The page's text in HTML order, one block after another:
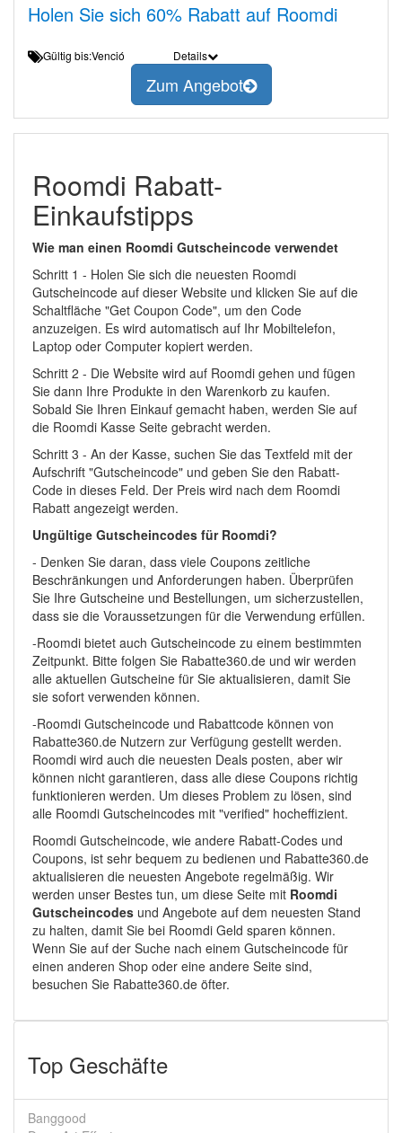
Holen Sie sich 60% Rabatt auf Roomdi
Gültig bis:Venció Details
Zum Angebot
Roomdi Rabatt-
Einkaufstipps
Wie man einen Roomdi Gutscheincode verwendet
Schritt 1 - Holen Sie sich die neuesten Roomdi
Gutscheincode auf dieser Website und klicken Sie auf die
Schaltfläche "Get Coupon Code", um den Code
anzuzeigen. Es wird automatisch auf Ihr Mobiltelefon,
Laptop oder Computer kopiert werden.
Schritt 2 - Die Website wird auf Roomdi gehen und fügen
Sie dann Ihre Produkte in den Warenkorb zu kaufen.
Sobald Sie Ihren Einkauf gemacht haben, werden Sie auf
die Roomdi Kasse Seite gebracht werden.
Schritt 3 - An der Kasse, suchen Sie das Textfeld mit der
Aufschrift "Gutscheincode" und geben Sie den Rabatt-
Code in dieses Feld. Der Preis wird nach dem Roomdi
Rabatt angezeigt werden.
Ungültige Gutscheincodes für Roomdi?
- Denken Sie daran, dass viele Coupons zeitliche
Beschränkungen und Anforderungen haben. Überprüfen
Sie Ihre Gutscheine und Bestellungen, um sicherzustellen,
dass sie die Voraussetzungen für die Verwendung erfüllen.
-Roomdi bietet auch Gutscheincode zu einem bestimmten
Zeitpunkt. Bitte folgen Sie Rabatte360.de und wir werden
alle aktuellen Gutscheine für Sie aktualisieren, damit Sie
sie sofort verwenden können.
-Roomdi Gutscheincode und Rabattcode können von
Rabatte360.de Nutzern zur Verfügung gestellt werden.
Roomdi wird auch die neuesten Deals posten, aber wir
können nicht garantieren, dass alle diese Coupons richtig
funktionieren werden. Um dieses Problem zu lösen, sind
alle Roomdi Gutscheincodes mit "verified" hocheffizient.
Roomdi Gutscheincode, wie andere Rabatt-Codes und
Coupons, ist sehr bequem zu bedienen und Rabatte360.de
aktualisieren die neuesten Angebote regelmäßig. Wir
werden unser Bestes tun, um diese Seite mit Roomdi
Gutscheincodes und Angebote auf dem neuesten Stand
zu halten, damit Sie bei Roomdi Geld sparen können.
Wenn Sie auf der Suche nach einem Gutscheincode für
einen anderen Shop oder eine andere Seite sind,
besuchen Sie Rabatte360.de öfter.
Top Geschäfte
Banggood